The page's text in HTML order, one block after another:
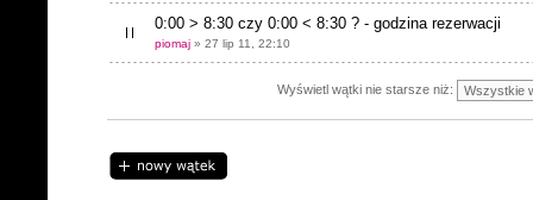
0:00 > 8:30 czy 0:00 < 8:30 ? - godzina rezerwacji
piomaj » 27 lip 11, 22:10
Wyświetl wątki nie starsze niż:
Napisz wątek